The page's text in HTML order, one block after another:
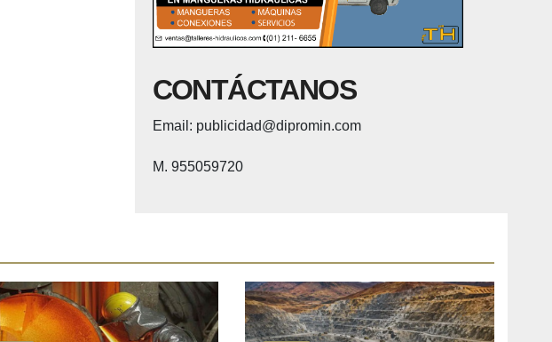
CONTÁCTANOS
Email: publicidad@dipromin.com
M. 955059720